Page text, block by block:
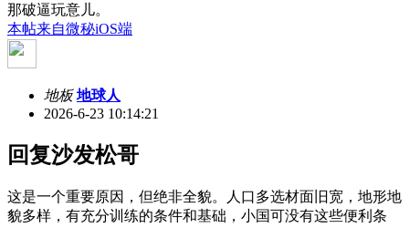
那破逼玩意儿。
本帖来自微秘iOS端
地板 地球人
2026-6-23 10:14:21
回复沙发松哥
这是一个重要原因，但绝非全貌。人口多选材面旧宽，地形地
貌多样，有充分训练的条件和基础，小国可没有这些便利条